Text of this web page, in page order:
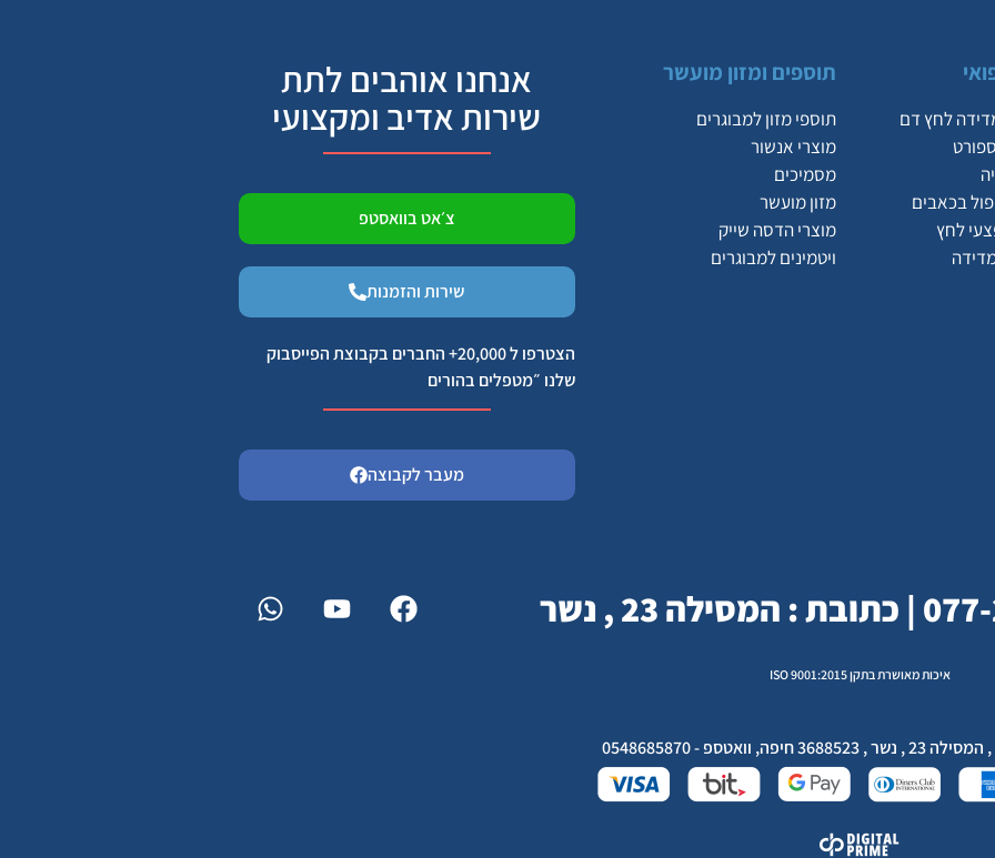
לחץ דם
בכאבים
לחץ
תוספים ומזון מועשר
תוספי מזון למבוגרים
מוצרי אנשור
מסמיכים
מזון מועשר
מוצרי הדסה שייק
ויטמינים למבוגרים
אנחנו אוהבים לתת
שירות אדיב ומקצועי
צ׳אט בוואסטפ
שירות והזמנות
הצטרפו ל 20,000+ החברים בקבוצת הפייסבוק
שלנו ״מטפלים בהורים
מעבר לקבוצה
איכות מאושרת בתקן ISO 9001:2015
וואטספ - 0548685870